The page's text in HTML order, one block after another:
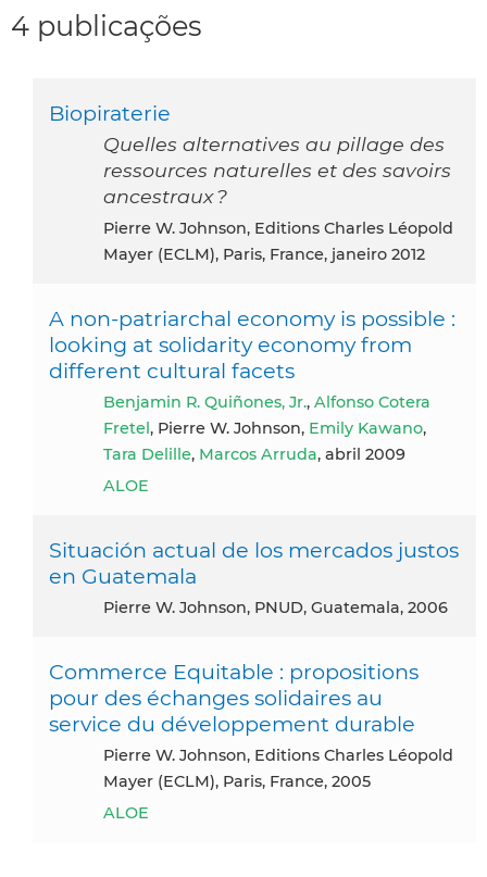
4 publicações
Biopiraterie
Quelles alternatives au pillage des
ressources naturelles et des savoirs
ancestraux ?
Pierre W. Johnson, Editions Charles Léopold
Mayer (ECLM), Paris, France, janeiro 2012
A non-patriarchal economy is possible :
looking at solidarity economy from
different cultural facets
Benjamin R. Quiñones, Jr., Alfonso Cotera
Fretel, Pierre W. Johnson, Emily Kawano,
Tara Delille, Marcos Arruda, abril 2009
ALOE
Situación actual de los mercados justos
en Guatemala
Pierre W. Johnson, PNUD, Guatemala, 2006
Commerce Equitable : propositions
pour des échanges solidaires au
service du développement durable
Pierre W. Johnson, Editions Charles Léopold
Mayer (ECLM), Paris, France, 2005
ALOE